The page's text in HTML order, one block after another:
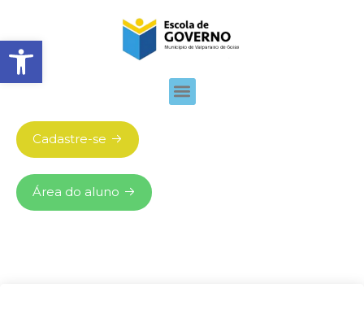
Abrir barra de ferramentas
Cadastre-se
Área do aluno